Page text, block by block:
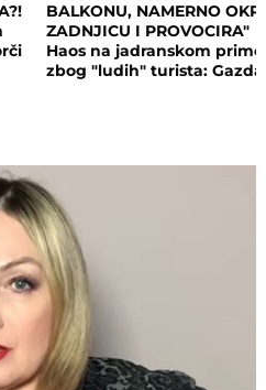
BALKONU, NAMERNO
ZADNJICU I PROVOCIRA"
Haos na jadranskom
zbog "ludih" turista: